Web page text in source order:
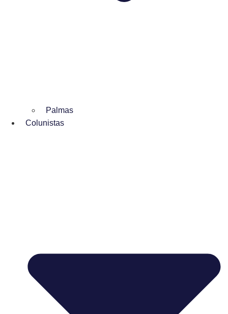
Palmas
Colunistas